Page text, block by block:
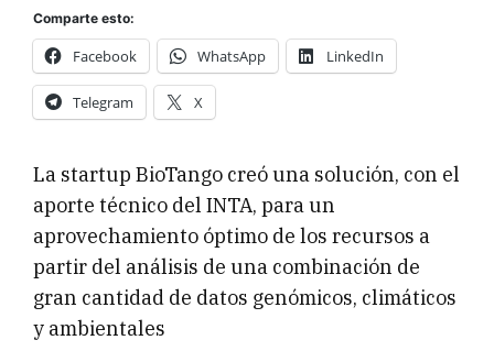
Comparte esto:
Facebook WhatsApp LinkedIn
Telegram X
La startup BioTango creó una solución, con el
aporte técnico del INTA, para un
aprovechamiento óptimo de los recursos a
partir del análisis de una combinación de
gran cantidad de datos genómicos, climáticos
y ambientales